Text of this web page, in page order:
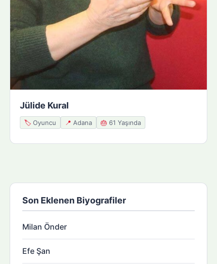
Jülide Kural
🏷️ Oyuncu 📍 Adana 🎂 61 Yaşında
Son Eklenen Biyografiler
Milan Önder
Efe Şan